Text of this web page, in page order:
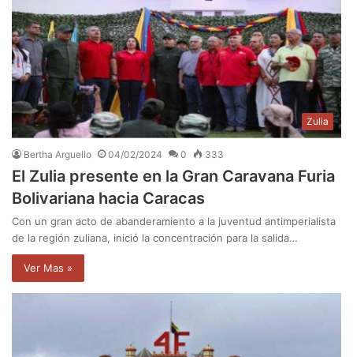
Zulia
Bertha Arguello 04/02/2024 0 333
El Zulia presente en la Gran Caravana Furia
Bolivariana hacia Caracas
Con un gran acto de abanderamiento a la juventud antimperialista
de la región zuliana, inició la concentración para la salida…
Ver Mas »